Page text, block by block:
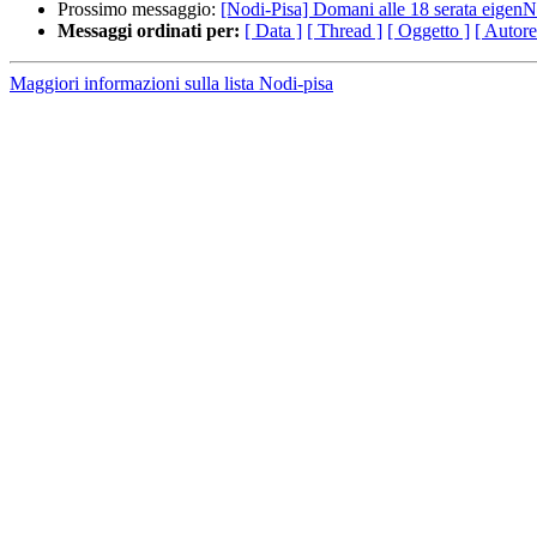
Prossimo messaggio: [Nodi-Pisa] Domani alle 18 serata
Messaggi ordinati per: [ Data ] [ Thread ] [ Oggetto ] [
Maggiori informazioni sulla lista Nodi-pisa